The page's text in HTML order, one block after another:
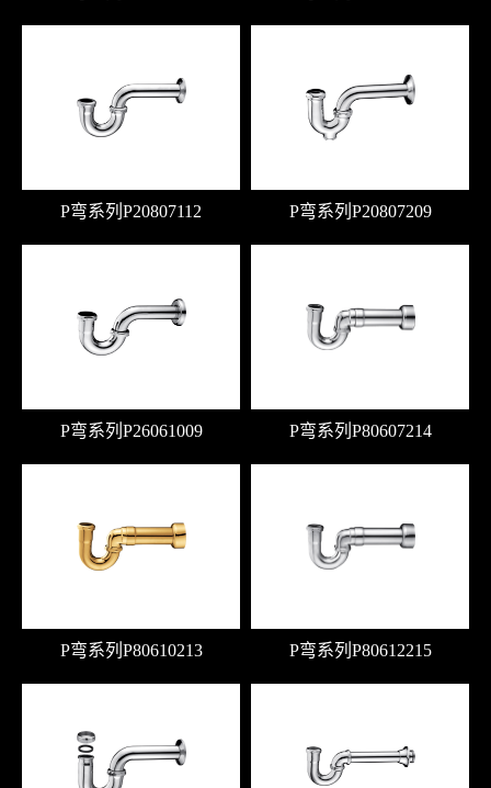
P弯系列P20807112 P弯系列P20807209
P弯系列P26061009 P弯系列P80607214
P弯系列P80610213 P弯系列P80612215